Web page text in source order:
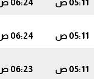
05:11 ص 06:24 ص
05:11 ص 06:24 ص
05:11 ص 06:23 ص